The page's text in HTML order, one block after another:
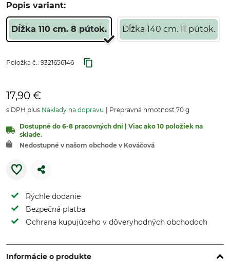
Popis variant:
Dĺžka 110 cm. 8 pútok. Dĺžka 140 cm. 11 pútok.
Položka č.: 9321656146
17,90 €
s DPH plus Náklady na dopravu Prepravná hmotnosť 70 g
Dostupné do 6-8 pracovných dní | Viac ako 10 položiek na
sklade.
Nedostupné v našom obchode v Kováčová
Rýchle dodanie
Bezpečná platba
Ochrana kupujúceho v dôveryhodných obchodoch
Informácie o produkte